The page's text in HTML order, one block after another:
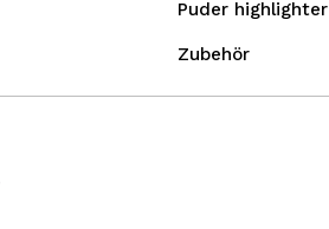
Puder highlighter
Zubehör